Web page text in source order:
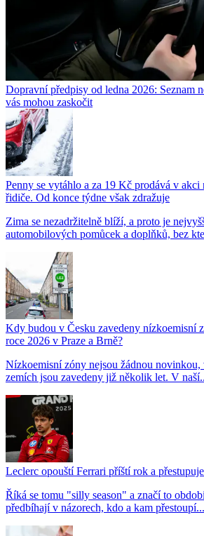
Dopravní předpisy od ledna 2026: Seznam
vás mohou zaskočit
Penny se vytáhlo a za 19 Kč prodává v akci
řidiče. Od konce týdne však zdražuje
Zima se nezadržitelně blíží, a proto je
automobilových pomůcek a doplňků, bez
Kdy budou v Česku zavedeny nízkoemisní
roce 2026 v Praze a Brně?
Nízkoemisní zóny nejsou žádnou novinkou,
zemích jsou zavedeny již několik let. V
Leclerc opouští Ferrari příští rok a
Říká se tomu "silly season" a značí to
předbíhají v názorech, kdo a kam